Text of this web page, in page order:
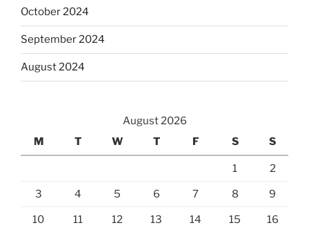
October 2024
September 2024
August 2024
August 2026
M
T W T F S S
1 2
3 4 5 6 7 8 9
10 11 12 13 14 15 16